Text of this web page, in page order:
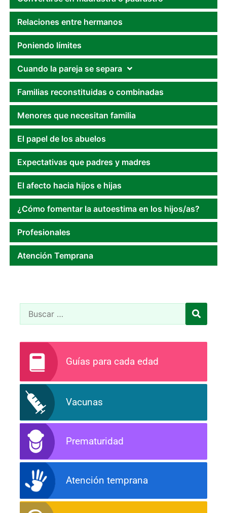
Relaciones entre hermanos
Poniendo límites
Cuando la pareja se separa
Familias reconstituidas o combinadas
Menores que necesitan familia
El papel de los abuelos
Expectativas que padres y madres
El afecto hacia hijos e hijas
¿Cómo fomentar la autoestima en los hijos/as?
Profesionales
Atención Temprana
Guías para cada edad
Vacunas
Prematuridad
Atención temprana